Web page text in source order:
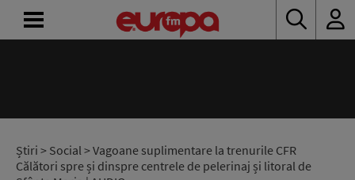
Știri > Social> Vagoane suplimentare la trenurile CFR
Călători spre și dinspre centrele de pelerinaj și litoral de
RADIO